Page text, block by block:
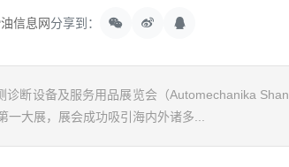
信息网分享到：
断设备及服务用品展览会（Automechanika
大展，展会成功吸引海内外诸多...